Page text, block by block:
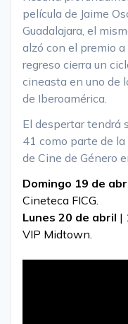
película de Jaime
Guadalajara, el
alzó con el premio
regreso cierra un
cineasta en uno de
de Iberoamérica.
El despertar tendrá
41 como parte de
de Cine de Género
Domingo 19 de
Cineteca FICG.
Lunes 20 de abril |
VIP Midtown.